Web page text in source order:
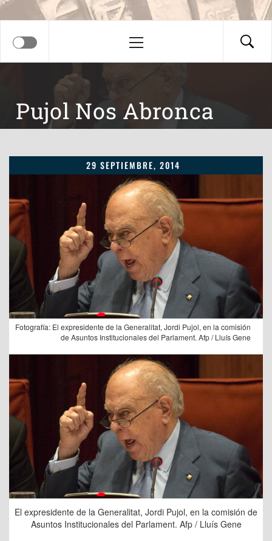
principal
Pujol Nos Abronca
29 SEPTIEMBRE, 2014
Fotografía: El expresidente de la Generalitat, Jordi Pujol, en la comisión
de Asuntos Institucionales del Parlament. Afp / Lluís Gene
El expresidente de la Generalitat, Jordi Pujol, en la comisión de
Asuntos Institucionales del Parlament. Afp / Lluís Gene